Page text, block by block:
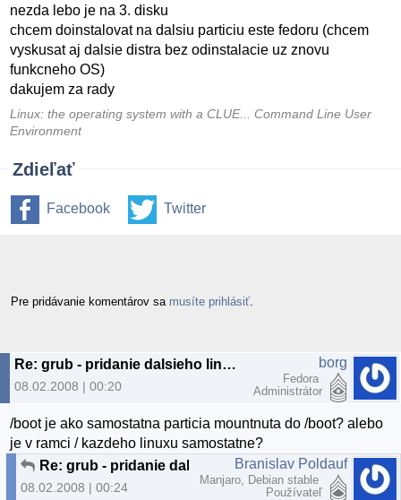
nezda lebo je na 3. disku
chcem doinstalovat na dalsiu particiu este fedoru (chcem
vyskusat aj dalsie distra bez odinstalacie uz znovu
funkcneho OS)
dakujem za rady
Linux: the operating system with a CLUE... Command Line User
Environment
Zdieľať
Facebook Twitter
Pre pridávanie komentárov sa musíte prihlásiť
Re: grub - pridanie dalsieho linuxu
08.02.2008 | 00:20
borg
Fedora
Administrátor
/boot je ako samostatna particia mountnuta do /boot? alebo
je v ramci / kazdeho linuxu samostatne?
Re: grub - pridanie dalsieho linuxu
08.02.2008 | 00:24
Branislav Poldauf
Manjaro, Debian stable
Používateľ